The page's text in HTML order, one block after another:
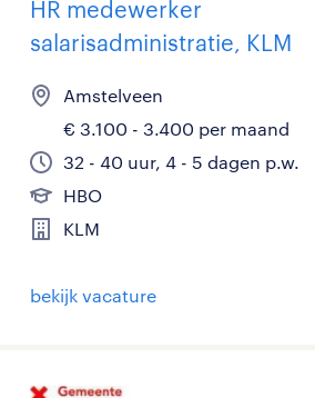
HR medewerker
salarisadministratie, KLM
Amstelveen
€ 3.100 - 3.400 per maand
32 - 40 uur, 4 - 5 dagen p.w.
HBO
KLM
bekijk vacature